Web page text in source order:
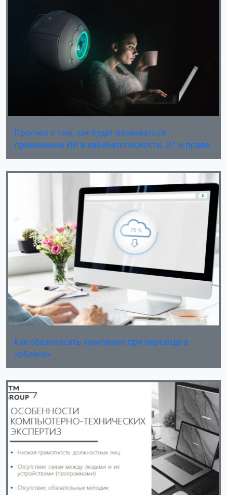
Прогноз о том, как будет развиваться
применение ИИ в кибебезопасности, ИТ и праве
Как обезопасить компанию при переходе в
«облако»